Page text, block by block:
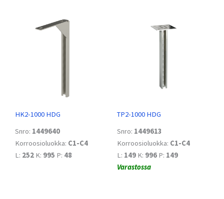
HK2-1000 HDG
Snro: 1449640
Korroosioluokka: C1-C4
L: 252 K: 995 P: 48
TP2-1000 HDG
Snro: 1449613
Korroosioluokka: C1-C4
L: 149 K: 996 P: 149
Varastossa